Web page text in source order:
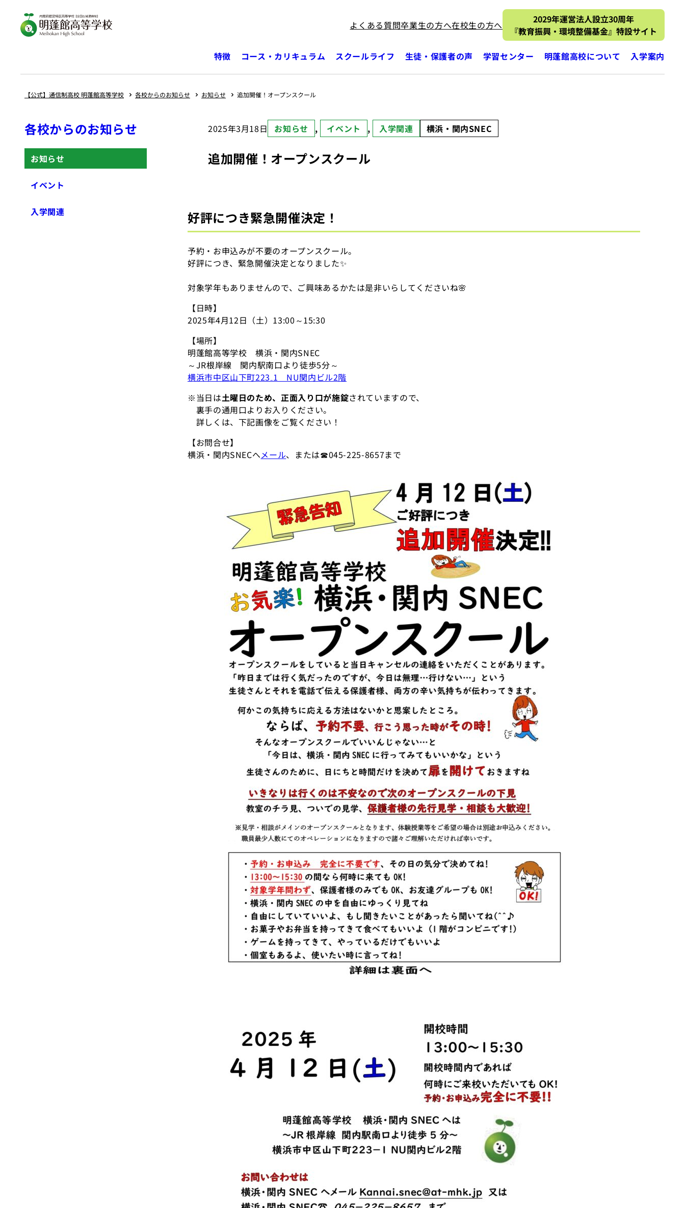
特徴 コース・カリキュラム スクールライフ 生徒・保護者の声 学習センター 明蓬館高校について 入学案内
よくある質問卒業生の方へ在校生の方へ
2029年運営法人設立30周年
『教育振興・環境整備基金』特設サイト
【公式】通信制高校 明蓬館高等学校 各校からのお知らせ お知らせ 追加開催！オープンスクール
2025年3月18日 お知らせ , イベント , 入学関連 横浜・関内SNEC
追加開催！オープンスクール
好評につき緊急開催決定！
予約・お申込みが不要のオープンスクール。
好評につき、緊急開催決定となりました✨
対象学年もありませんので、ご興味あるかたは是非いらしてくださいね🌸
【日時】
2025年4月12日（土）13:00～15:30
【場所】
明蓬館高等学校 横浜・関内SNEC
～JR根岸線 関内駅南口より徒歩5分～
横浜市中区山下町223₋1 NU関内ビル2階
※当日は土曜日のため、正面入り口が施錠されていますので、
裏手の通用口よりお入りください。
詳しくは、下記画像をご覧ください！
【お問合せ】
横浜・関内SNECへメール、または☎045-225-8657まで
各校からのお知らせ
お知らせ
イベント
入学関連